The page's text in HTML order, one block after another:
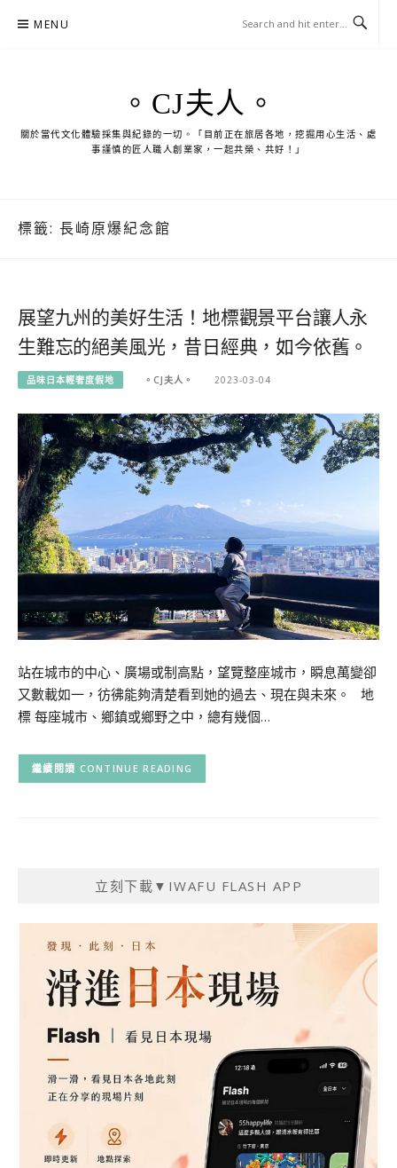
MENU
。CJ夫人。
關於當代文化體驗採集與紀錄的一切。「目前正在旅居各地，挖掘用心生活、處
事謹慎的匠人職人創業家，一起共榮、共好！」
標籤: 長崎原爆紀念館
展望九州的美好生活！地標觀景平台讓人永
生難忘的絕美風光，昔日經典，如今依舊。
品味日本輕奢度假地 。CJ夫人。 2023-03-04
站在城市的中心、廣場或制高點，望覽整座城市，瞬息萬變卻
又數載如一，彷彿能夠清楚看到她的過去、現在與未來。 地
標 每座城市、鄉鎮或鄉野之中，總有幾個…
CONTINUE READING
立刻下載▼IWAFU FLASH APP